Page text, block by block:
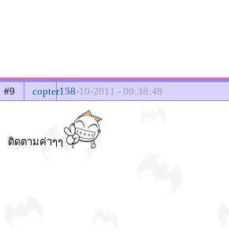
#9 copter15822-10-2011 - 00:38:48
ติดตามค่าๆๆ